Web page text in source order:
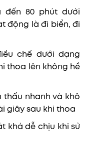
80 phút dưới
động là đi biển, đi
chế dưới dạng
thoa lên không hề
thấu nhanh và khô
giây sau khi thoa
khá dễ chịu khi sử